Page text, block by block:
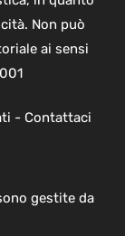
Non può
ai sensi
- Contattaci
gestite da